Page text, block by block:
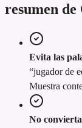
resumen de
Evita las
“jugador de
Muestra
No